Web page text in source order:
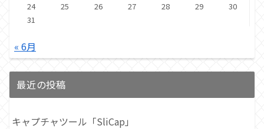
24
25 26 27 28 29
30
31
« 6月
最近の投稿
キャプチャツール「SliCap」